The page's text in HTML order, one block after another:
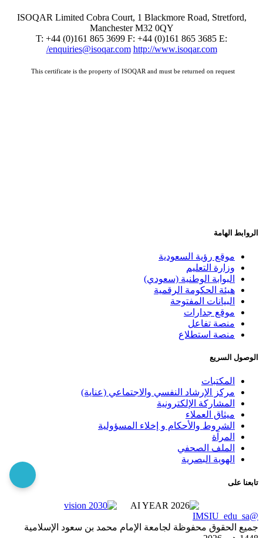
​ISOQAR Limited Cobra Court, 1 Blackmore Road, Stretford,
Manchester M32 0QY
T: +44 (0)161 865 3699 F: +44 (0)161 865 3685 E:
enquiries@isoqar.com http://www.isoqar.com/
This certificate is the property of ISOQAR and must be returned on request
الروابط الهامة
موقع رؤية السعودية
وزارة التعليم
البوابة الوطنية (سعودي)
هيئة الحكومة الرقمية
البيانات المفتوحة
موقع جدارات
منصة تفاعل
منصة استطلاع
الوصول السريع
المكتبات
مركز الإرشاد النفسي والاجتماعي (عناية)
المشاركة الإلكترونية
ميثاق العملاء
الشروط والأحكام و إخلاء المسؤولية
المرآة
الملف الصحفي
الهوية البصرية
تابعنا على
@IMSIU_edu_sa
جميع الحقوق محفوظة لجامعة الإمام محمد بن سعود الإسلامية